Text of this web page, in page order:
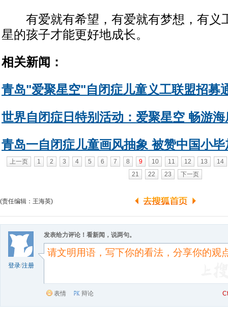
有爱就有希望，有爱就有梦想，有义
星的孩子才能更好地成长。
相关新闻：
青岛"爱聚星空"自闭症儿童义工联盟招募
世界自闭症日特别活动：爱聚星空 畅游海
青岛一自闭症儿童画风抽象 被赞中国小毕
上一页 1 2 3 4 5 6 7 8 9 10 11 12 13
14
21
22 23 下一页
(责任编辑：王海英)
登录/注册
发表给力评论！看新闻，说两句。
表情 辩论